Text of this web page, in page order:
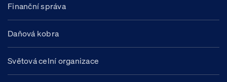
Finanční správa
Daňová kobra
Světová celní organizace